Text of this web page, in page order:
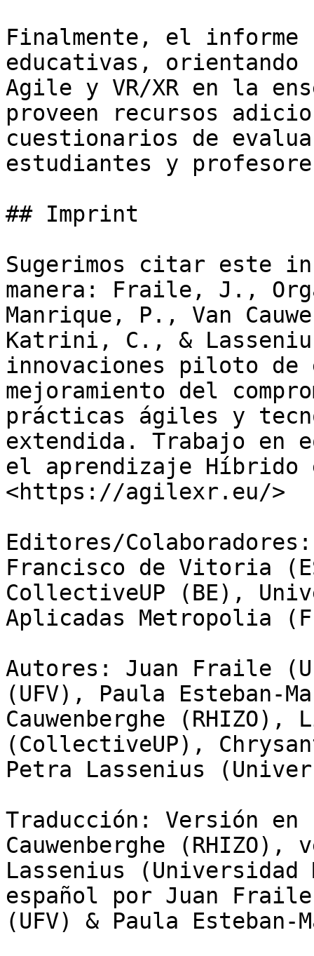
Finalmente, el informe
educativas,
Agile y VR/XR en la
proveen recursos
cuestionarios de
estudiantes y
## Imprint
Sugerimos citar este
manera: Fraile, J.,
Manrique, P., Van
Katrini, C., &
innovaciones piloto de
mejoramiento del
prácticas ágiles y
extendida. Trabajo en
el aprendizaje Híbrido
<https://agilexr.eu/>
Editores/
Francisco de Vitoria
CollectiveUP (BE),
Aplicadas Metropolia
Autores: Juan Fraile
(UFV), Paula Esteban-
Cauwenberghe
(CollectiveUP),
Petra Lassenius
Traducción: Versión en
Cauwenberghe
Lassenius
español por Juan
(UFV) & Paula Esteban-